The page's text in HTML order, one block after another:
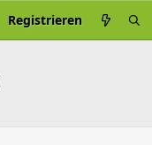
Registrieren